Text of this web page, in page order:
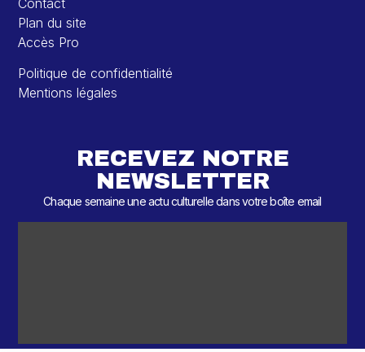
Contact
Plan du site
Accès Pro
Politique de confidentialité
Mentions légales
RECEVEZ NOTRE
NEWSLETTER
Chaque semaine une actu culturelle dans votre boîte email